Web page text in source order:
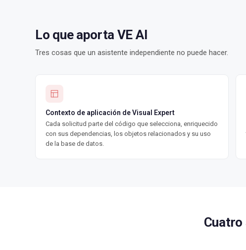
Lo que aporta VE AI
Tres cosas que un asistente independiente no puede hacer.
Contexto de aplicación de Visual Expert
Cada solicitud parte del código que selecciona, enriquecido
con sus dependencias, los objetos relacionados y su uso
de la base de datos.